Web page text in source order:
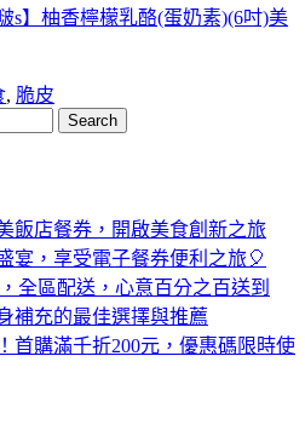
s】柚香檸檬乳酪(蛋奶素)(6吋)美
, 脆皮
飯店餐券，開啟美食創新之旅
宴，享受電子餐券便利之旅🎈
全區配送，心意百分之百送到
補充的最佳選擇與推薦
首購滿千折200元，優惠碼限時使